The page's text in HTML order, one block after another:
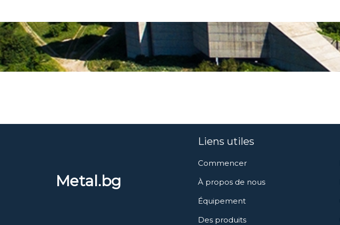
Metal.bg
Liens utiles
Commencer
À propos de nous
Équipement
Des produits